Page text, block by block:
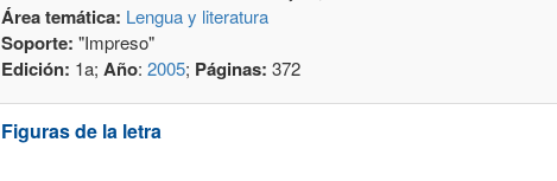
Área temática: Lengua y literatura
Soporte: "Impreso"
Edición: 1a; Año: 2005; Páginas: 372
Figuras de la letra